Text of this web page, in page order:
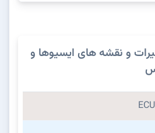
و نقشه های ایسیوها و